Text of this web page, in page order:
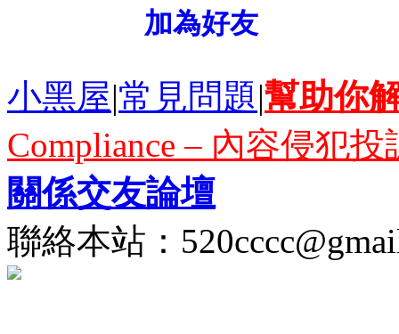
加為好友
小黑屋|常見問題|幫助你
Compliance – 內容侵犯投
關係交友論壇
聯絡本站：